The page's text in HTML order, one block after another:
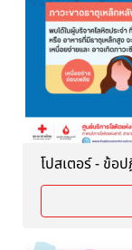
โปสเตอร์ - ข้อ